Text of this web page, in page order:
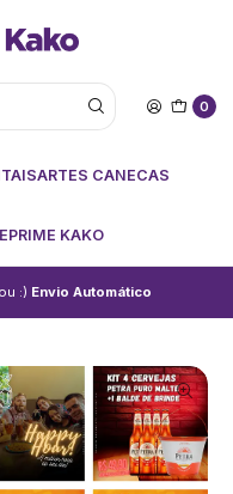
0
ARTES CANECAS
PRIME KAKO
:) Envio Automático